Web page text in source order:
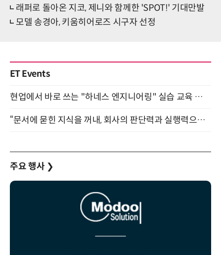
래퍼로 돌아온 지코, 제니와 함께한 'SPOT!' 기대만발
모델 송경아, 키움히어로즈 시구자 선정
ET Events
현업에서 바로 쓰는 "하네스 엔지니어링" 실습 교육 워크숍 8월 20일 개최
“문서에 묻힌 지식을 꺼내, 회사의 판단력과 실행력으로 바꾸다” (8/20)
주요 행사 ❯